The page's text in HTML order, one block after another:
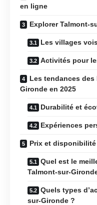
en ligne
Explorer Talmont-
Les villages
Activités pour
Les tendances des
Gironde en 2025
Durabilité et
Expériences
Prix et
Quel est le
Talmont-sur-
Quels types
sur-Gironde ?